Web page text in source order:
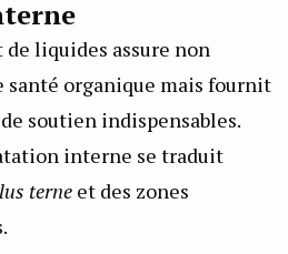
liquides assure non
santé organique mais fournit
soutien indispensables.
interne se traduit
terne et des zones